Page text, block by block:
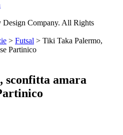
Company. All Rights
> Futsal > Tiki Taka Palermo,
Partinico
sconfitta amara